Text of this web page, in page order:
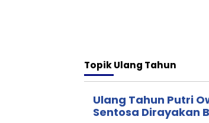
TopikUlang Tahun
Ulang Tahun Putri
Sentosa Dirayakan